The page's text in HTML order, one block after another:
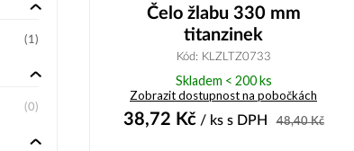
(1)
(0)
Čelo žlabu 330 mm
titanzinek
Kód: KLZLTZ0733
Skladem < 200 ks
Zobrazit dostupnost na pobočkách
38,72 Kč/ ks s DPH 48,40Kč